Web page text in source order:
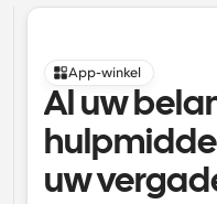
App-winkel
Al uw
uw